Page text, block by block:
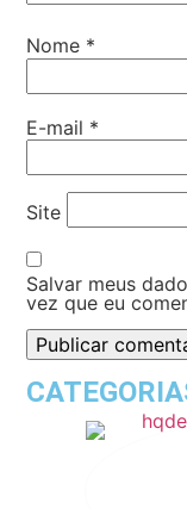
Nome *
E-mail *
Site
Salvar meus
vez que eu